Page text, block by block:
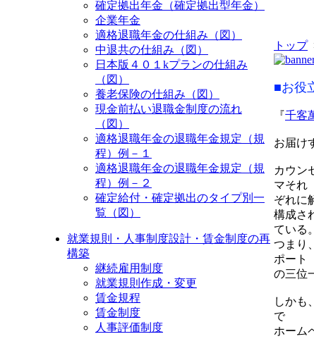
確定拠出年金（確定拠出型年金）
企業年金
適格退職年金の仕組み（図）
中退共の仕組み（図）
日本版４０１kプランの仕組み
（図）
養老保険の仕組み（図）
現金前払い退職金制度の流れ
（図）
適格退職年金の退職年金規定（規
程）例－１
適格退職年金の退職年金規定（規
程）例－２
確定給付・確定拠出のタイプ別一
覧（図）
就業規則・人事制度設計・賃金制度の再
構築
継続雇用制度
就業規則作成・変更
賃金規程
賃金制度
人事評価制度
トップ
■お役
『千客
お届け
カウン
マそれ
ぞれに
構成さ
ている。
つまり
ポート
の三位
しかも
で
ホーム